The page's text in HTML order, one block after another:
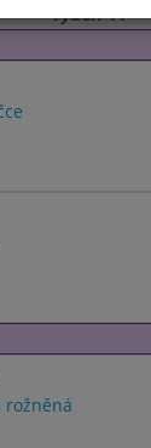
Týden 44
rožněná